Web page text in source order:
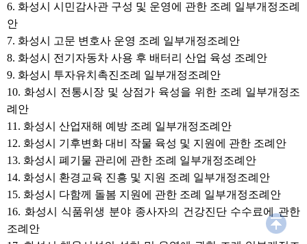
9. 화성시 투자유치촉진조례 일
부개정조례안
10. 화성시 전통시장 및 상점가
육성을 위한 조례 일부개정조례
안
11. 화성시 산업재해 예방 조례 일
부개정조례안
12. 화성시 기후변화 대비 작물
육성 및 지원에 관한 조례안
13. 화성시 폐기물 관리에 관한
조례 일부개정조례안
14. 화성시 환경교육 진흥 및 지
원 조례 일부개정조례안
15. 화성시 다함께 돌봄 지원에
관한 조례 일부개정조례안
16. 화성시 식품위생 분야 종사자
의 건강진단 수수료에 관한 조례
안
6. 화성시 시민감사관 구성 및 운영에 관한 조례 일부개정조례
안
7. 화성시 고문 변호사 운영 조례 일부개정조례안
8. 화성시 전기자동차 사용 후 배터리 산업 육성 조례안
9. 화성시 투자유치촉진조례 일부개정조례안
10. 화성시 전통시장 및 상점가 육성을 위한 조례 일부개정조
례안
11. 화성시 산업재해 예방 조례 일부개정조례안
12. 화성시 기후변화 대비 작물 육성 및 지원에 관한 조례안
13. 화성시 폐기물 관리에 관한 조례 일부개정조례안
14. 화성시 환경교육 진흥 및 지원 조례 일부개정조례안
15. 화성시 다함께 돌봄 지원에 관한 조례 일부개정조례안
16. 화성시 식품위생 분야 종사자의 건강진단 수수료에 관한
조례안